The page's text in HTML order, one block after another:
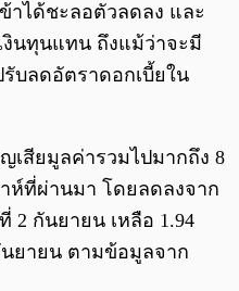
าได้ชะลอตัวลดลง และ
นทุนแทน ถึงแม้ว่าจะมี
บลดอัตราดอกเบี้ยใน
สียมูลค่ารวมไปมากถึง 8
ห์ที่ผ่านมา โดยลดลงจาก
2 กันยายน เหลือ 1.94
ยายน ตามข้อมูลจาก